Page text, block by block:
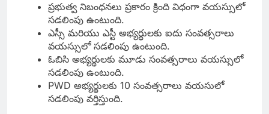
ప్రభుత్వ నిబంధనలు ప్రకారం క్రింది విధంగా వయస్సులో
సడలింపు ఉంటుంది.
ఎస్సీ మరియు ఎస్టీ అభ్యర్థులకు ఐదు సంవత్సరాలు
వయస్సులో సడలింపు ఉంటుంది.
ఓబిసి అభ్యర్థులకు మూడు సంవత్సరాలు వయస్సులో
సడలింపు ఉంటుంది.
PWD అభ్యర్థులకు 10 సంవత్సరాలు వయసులో
సడలింపు వర్తిస్తుంది.